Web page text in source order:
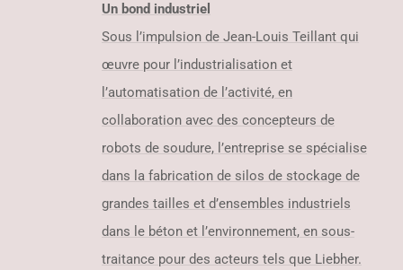
Un bond industriel
Sous l’impulsion de Jean-Louis Teillant qui
œuvre pour l’industrialisation et
l’automatisation de l’activité, en
collaboration avec des concepteurs de
robots de soudure, l’entreprise se spécialise
dans la fabrication de silos de stockage de
grandes tailles et d’ensembles industriels
dans le béton et l’environnement, en sous-
traitance pour des acteurs tels que Liebher.